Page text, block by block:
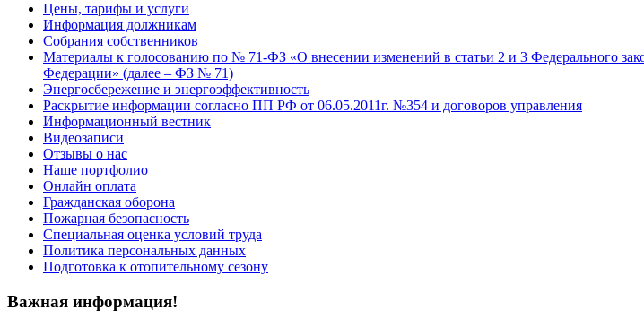
Цены, тарифы и услуги
Информация должникам
Собрания собственников
Материалы к голосованию по № 71-ФЗ «О внесении изменений в статьи 2 и 3 Федерального
Федерации» (далее – ФЗ № 71)
Энергосбережение и энергоэффективность
Раскрытие информации согласно ПП РФ от 06.05.2011г. №354 и договоров управления
Информационный вестник
Видеозаписи
Отзывы о нас
Наше портфолио
Онлайн оплата
Гражданская оборона
Пожарная безопасность
Специальная оценка условий труда
Политика персональных данных
Подготовка к отопительному сезону
Важная информация!